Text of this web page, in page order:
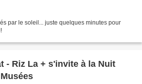
par le soleil... juste quelques minutes pour
- Riz La + s'invite à la Nuit